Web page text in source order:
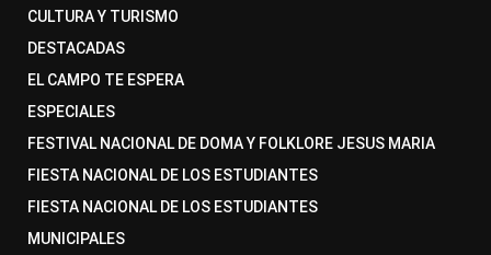
CULTURA Y TURISMO
DESTACADAS
EL CAMPO TE ESPERA
ESPECIALES
FESTIVAL NACIONAL DE DOMA Y FOLKLORE JESUS MARIA
FIESTA NACIONAL DE LOS ESTUDIANTES
FIESTA NACIONAL DE LOS ESTUDIANTES
MUNICIPALES